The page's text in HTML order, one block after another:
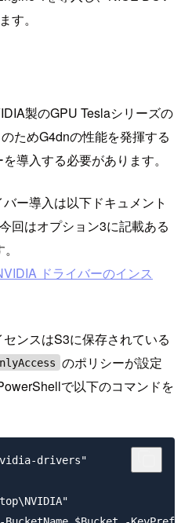
す。
製のGPU Teslaシリーズの
ためG4dnの性能を発揮する
導入する必要があります。
ー導入は以下ドキュメント
回はオプション3に記載ある
ドライバーのインス
ンスはS3に保存されている
のポリシーが設定
で以下のコマンドを
drivers"